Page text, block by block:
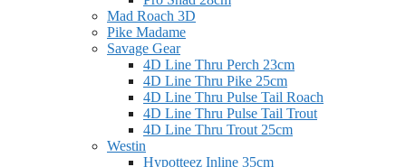
Mad Roach 3D
Pike Madame
Savage Gear
4D Line Thru Perch 23cm
4D Line Thru Pike 25cm
4D Line Thru Pulse Tail Roach
4D Line Thru Pulse Tail Trout
4D Line Thru Trout 25cm
Westin
Hypotteez Inline 35cm